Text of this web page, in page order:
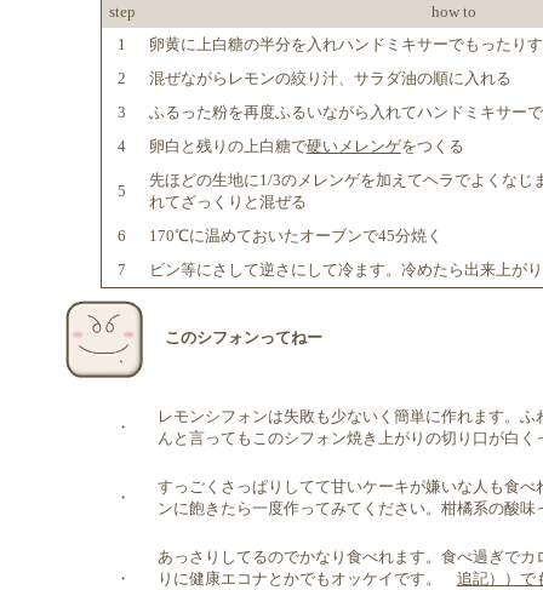
step
how to
1
卵黄に上白糖の半分を入れハンドミキサーでもったり
2
混ぜながらレモンの絞り汁、サラダ油の順に入れる
3
ふるった粉を再度ふるいながら入れてハンドミキサー
4
卵白と残りの上白糖で硬いメレンゲをつくる
5
先ほどの生地に1/3のメレンゲを加えてヘラでよくなじ
れてざっくりと混ぜる
6
170℃に温めておいたオーブンで45分焼く
7
ビン等にさして逆さにして冷ます。冷めたら出来上が
このシフォンってねー
・
レモンシフォンは失敗も少ないく簡単に作れます。
んと言ってもこのシフォン焼き上がりの切り口が白
・
すっごくさっぱりしてて甘いケーキが嫌いな人も食
ンに飽きたら一度作ってみてください。柑橘系の酸
・
あっさりしてるのでかなり食べれます。食べ過ぎで
りに健康エコナとかでもオッケイです。 追記））で